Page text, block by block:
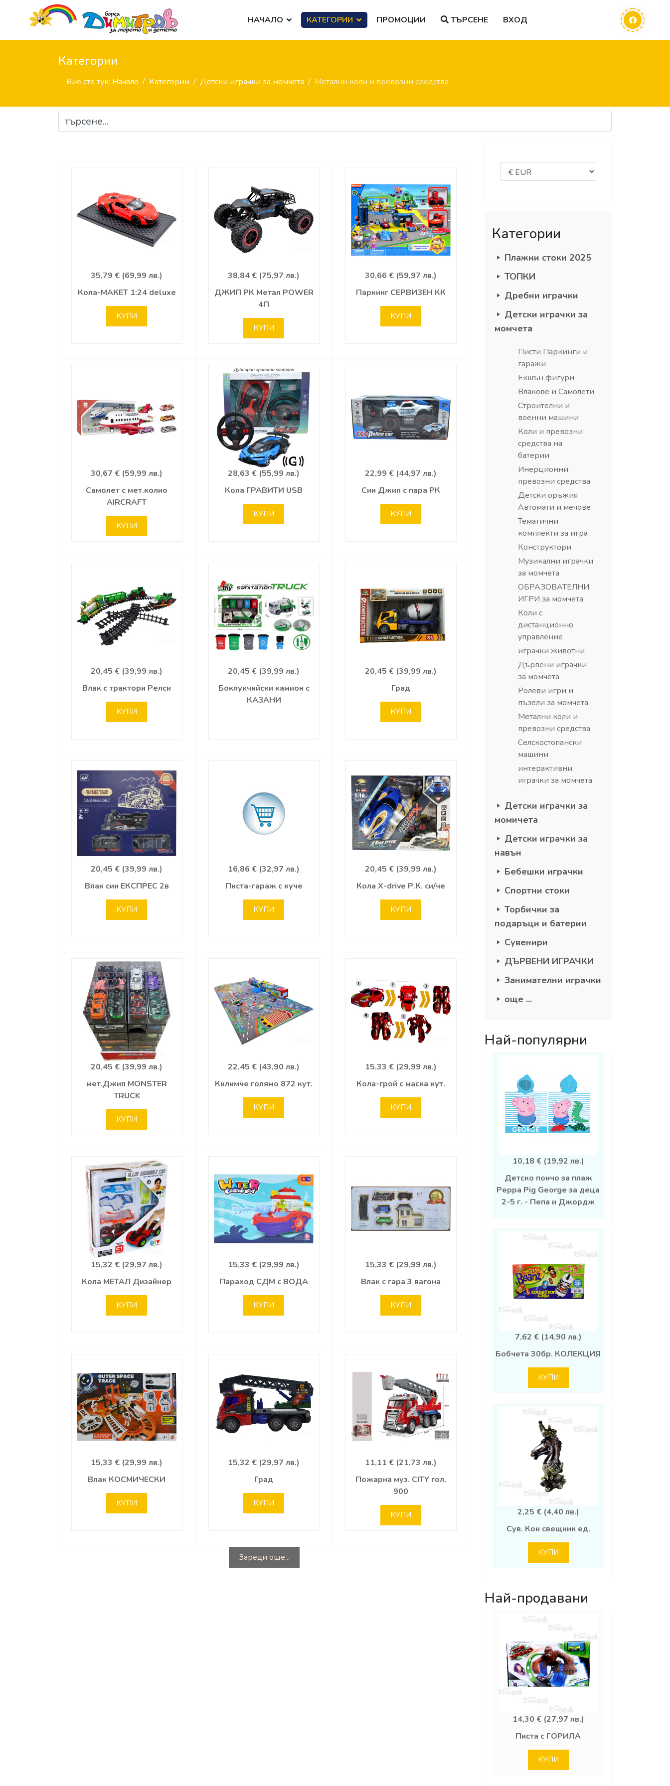
НАЧАЛО КАТЕГОРИИ ПРОМОЦИИ ТЪРСЕНЕ ВХОД
Категории
Вие сте тук: Начало Категории Детски играчки за момчета Метални коли и превозни средства
35,79 € (69,99 лв.)
Кола-МАКЕТ 1:24 deluxe
КУПИ
38,84 € (75,97 лв.)
ДЖИП РК Метал POWER
4П
КУПИ
30,66 € (59,97 лв.)
Паркинг СЕРВИЗЕН КК
КУПИ
30,67 € (59,99 лв.)
Самолет с мет.колио
AIRCRAFT
КУПИ
28,63 € (55,99 лв.)
Кола ГРАВИТИ USB
КУПИ
22,99 € (44,97 лв.)
Син Джип с пара РК
КУПИ
20,45 € (39,99 лв.)
Влак с трактори Релси
КУПИ
20,45 € (39,99 лв.)
Боклукчийски камион с
КАЗАНИ
20,45 € (39,99 лв.)
Град
КУПИ
20,45 € (39,99 лв.)
Влак син ЕКСПРЕС 2в
КУПИ
16,86 € (32,97 лв.)
Писта-гараж с куче
КУПИ
20,45 € (39,99 лв.)
Кола X-drive Р.К. си/че
КУПИ
20,45 € (39,99 лв.)
мет.Джип MONSTER
TRUCK
КУПИ
22,45 € (43,90 лв.)
Килимче голямо 872 кут.
КУПИ
15,33 € (29,99 лв.)
Кола-грой с маска кут.
КУПИ
15,32 € (29,97 лв.)
Кола МЕТАЛ Дизайнер
КУПИ
15,33 € (29,99 лв.)
Параход СДМ с ВОДА
КУПИ
15,33 € (29,99 лв.)
Влак с гара 3 вагона
КУПИ
15,33 € (29,99 лв.)
Влак КОСМИЧЕСКИ
КУПИ
15,32 € (29,97 лв.)
Град
КУПИ
11,11 € (21,73 лв.)
Пожарна муз. CITY гол.
900
КУПИ
Зареди още...
Категории
Плажни стоки 2025
ТОПКИ
Дребни играчки
Детски играчки за
момчета
Писти Паркинги и
гаражи
Екшън фигури
Влакове и Самолети
Строителни и
военни машини
Коли и превозни
средства на
батерии
Инерционни
превозни средства
Детски оръжия
Автомати и мечове
Тематични
комплекти за игра
Конструктори
Музикални играчки
за момчета
ОБРАЗОВАТЕЛНИ
ИГРИ за момчета
Коли с
дистанционно
управление
играчки животни
Дървени играчки
за момчета
Ролеви игри и
пъзели за момчета
Метални коли и
превозни средства
Селскостопански
машини
интерактивни
играчки за момчета
Детски играчки за
момичета
Детски играчки за
навън
Бебешки играчки
Спортни стоки
Торбички за
подаръци и батерии
Сувенири
ДЪРВЕНИ ИГРАЧКИ
Занимателни играчки
още ...
Най-популярни
10,18 € (19,92 лв.)
Детско пончо за плаж
Peppa Pig George за деца
2-5 г. - Пепа и Джордж
7,62 € (14,90 лв.)
Бобчета 30бр. КОЛЕКЦИЯ
КУПИ
2,25 € (4,40 лв.)
Сув. Кон свещник ед.
КУПИ
Най-продавани
14,30 € (27,97 лв.)
Писта с ГОРИЛА
КУПИ